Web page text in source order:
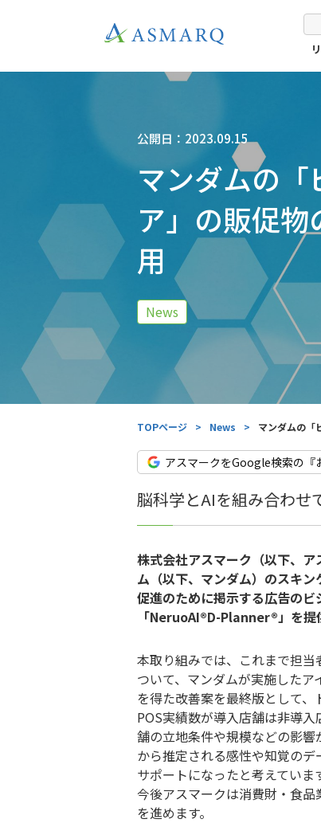
公開日：2023.09.15
マンダムの「
ア」の販促
用
News
TOPページ > News > マンダムの「
アスマークをGoogle検索の『
脳科学とAIを組み合わせ
株式会社アスマーク（以下、
ム（以下、マンダム）のスキ
促進のために掲示する広告の
「NeruoAI®D-Planner®」を提
本取り組みでは、これまで担
ついて、マンダムが実施した
を得た改善案を最終版として
POS実績数が導入店舗は非導
舗の立地条件や規模などの影
から推定される感性や知覚の
サポートになったと考えていま
今後アスマークは消費財・食
を進めます。